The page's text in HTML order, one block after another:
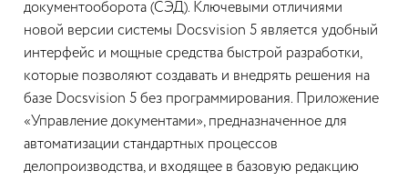
документооборота (СЭД). Ключевыми отличиями
новой версии системы Docsvision 5 является удобный
интерфейс и мощные средства быстрой разработки,
которые позволяют создавать и внедрять решения на
базе Docsvision 5 без программирования. Приложение
«Управление документами», предназначенное для
автоматизации стандартных процессов
делопроизводства, и входящее в базовую редакцию